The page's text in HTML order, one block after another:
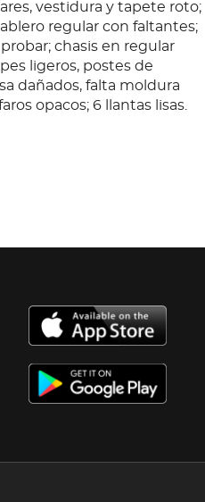
vestidura y tapete roto;
regular con faltantes;
chasis en regular
ligeros, postes de
dañados, falta moldura
opacos; 6 llantas lisas.
chasis en regular
ligeros, postes de
opacos; 6 llantas lisas.